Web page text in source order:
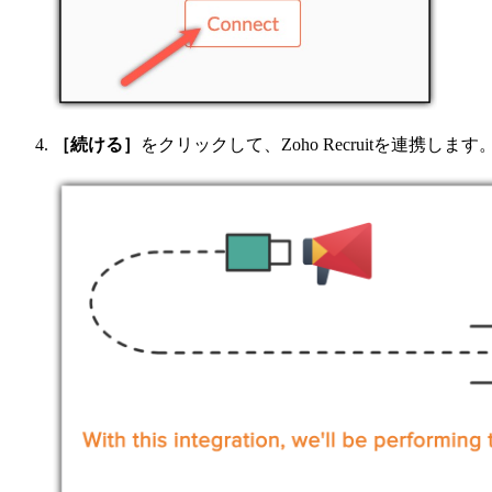
［続ける］ をクリックして、Zoho Recruitを連携します